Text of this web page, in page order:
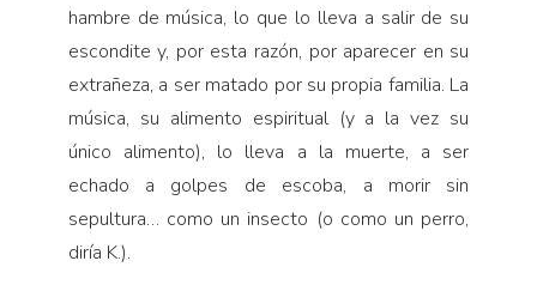
hambre de música, lo que lo lleva a salir de su
escondite y, por esta razón, por aparecer en su
extrañeza, a ser matado por su propia familia. La
música, su alimento espiritual (y a la vez su
único alimento), lo lleva a la muerte, a ser
echado a golpes de escoba, a morir sin
sepultura… como un insecto (o como un perro,
diría K.).